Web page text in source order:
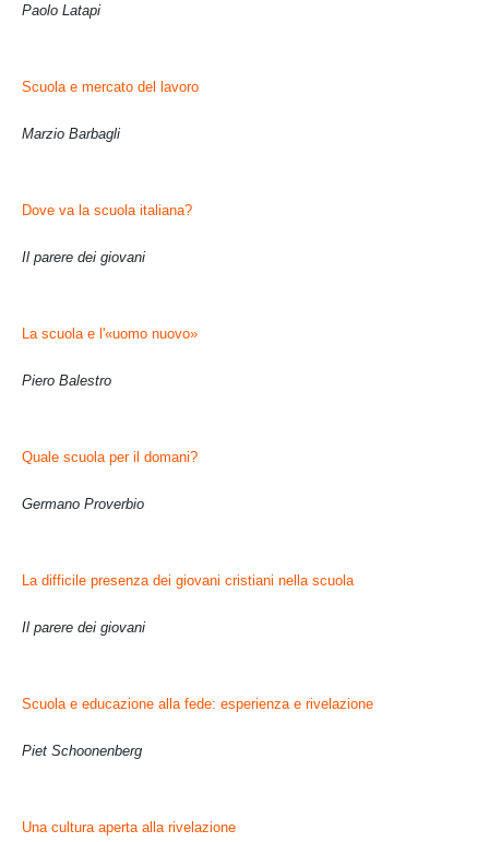
Paolo Latapi
Scuola e mercato del lavoro
Marzio Barbagli
Dove va la scuola italiana?
Il parere dei giovani
La scuola e l'«uomo nuovo»
Piero Balestro
Quale scuola per il domani?
Germano Proverbio
La difficile presenza dei giovani cristiani nella scuola
Il parere dei giovani
Scuola e educazione alla fede: esperienza e rivelazione
Piet Schoonenberg
Una cultura aperta alla rivelazione